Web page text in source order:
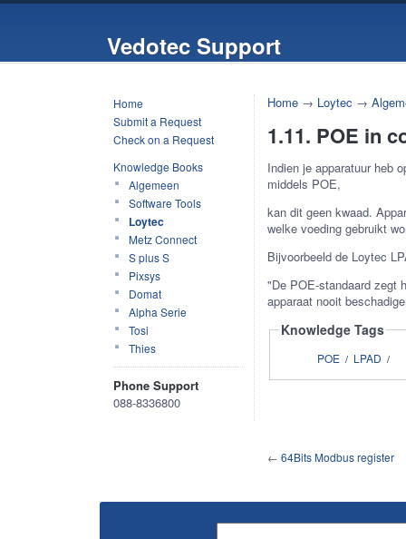
Vedotec Support
Home
Submit a Request
Check on a Request
Knowledge Books
Algemeen
Software Tools
Loytec
Metz Connect
S plus S
Pixsys
Domat
Alpha Serie
Tosi
Thies
Phone Support
088-8336800
Home → Loytec →
1.11. POE in
Indien je apparatuur heb
middels POE,
kan dit geen kwaad.
welke voeding gebruikt
Bijvoorbeeld de Loytec
"De POE-standaard zegt
apparaat nooit
Knowledge Tags
POE / LPAD /
← 64Bits Modbus register